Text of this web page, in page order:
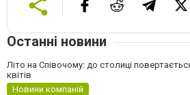
Останні новини
Літо на Співочому: до столиці
квітів
Новини компаній